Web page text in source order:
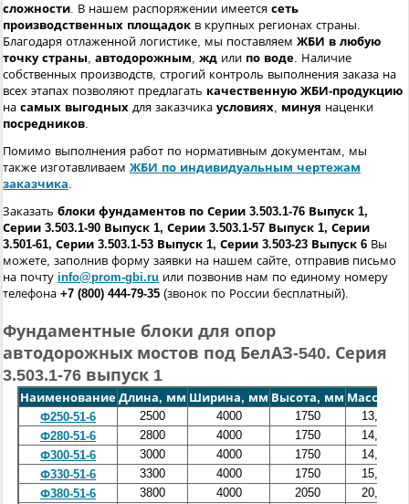
сложности. В нашем распоряжении имеется сеть
производственных площадок в крупных регионах страны.
Благодаря отлаженной логистике, мы поставляем ЖБИ в любую
точку страны, автодорожным, жд или по воде. Наличие
собственных производств, строгий контроль выполнения заказа на
всех этапах позволяют предлагать качественную ЖБИ-продукцию
на самых выгодных для заказчика условиях, минуя наценки
посредников.
Помимо выполнения работ по нормативным документам, мы
также изготавливаем ЖБИ по индивидуальным чертежам
заказчика.
Заказать блоки фундаментов по Серии 3.503.1-76 Выпуск 1,
Серии 3.503.1-90 Выпуск 1, Серии 3.503.1-57 Выпуск 1, Серии
3.501-61, Серии 3.503.1-53 Выпуск 1, Серии 3.503-23 Выпуск 6 Вы
можете, заполнив форму заявки на нашем сайте, отправив письмо
на почту info@prom-gbi.ru или позвонив нам по единому номеру
телефона +7 (800) 444-79-35 (звонок по России бесплатный).
Фундаментные блоки для опор
автодорожных мостов под БелАЗ-540. Серия
3.503.1-76 выпуск 1
Наименование Длина, мм Ширина, мм Высота, мм Масса, т
Ф250-51-6
2500 4000 1750
13,2
Ф280-51-6
2800 4000 1750
14,0
Ф300-51-6
3000 4000 1750
14,6
Ф330-51-6
3300 4000 1750
15,4
Ф380-51-6
3800 4000 2050
20,5